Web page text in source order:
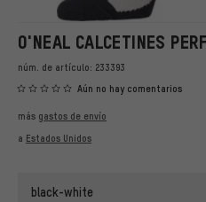
O'NEAL CALCETINES
núm. de artículo: 233393
Aún no hay comentarios
más gastos de envío
a Estados Unidos
black-white